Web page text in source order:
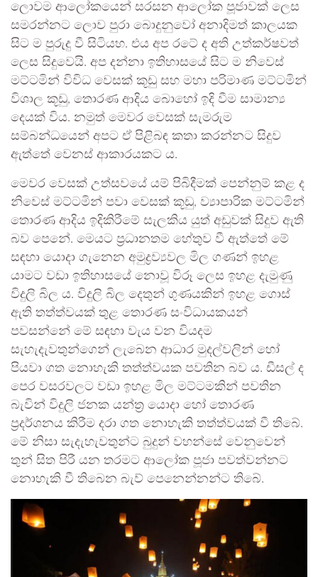
ලොවම ආලෝකයෙන් සරසන ආලෝක පූජාවක් ලෙස
සමරන්නට ලොව පුරා බොදුනුවෝ අනාදිමත් කාලයක
සිට ම පුරුදු වී සිටියහ. එය අප රටේ ද අති උත්කර්ෂවත්
ලෙස සිදුවෙයි. අප දන්නා ඉතිහාසයේ සිට ම නිවෙස්
මට්ටමින් විවිධ වෙසක් කූඩු සහ මහා පරිමාණ මට්ටමින්
විශාල කූඩු, තොරණ ආදිය බොහෝ ඉදි වීම සාමාන්‍ය
දෙයක් විය. නමුත් මෙවර වෙසක් සැමරුම
සම්බන්ධයෙන් අපට ඒ පිළිබඳ කතා කරන්නට සිදුව
ඇත්තේ වෙනස් ආකාරයකට ය.
මෙවර වෙසක් උත්සවයේ යම් පිබිදීමක් පෙන්නුම් කළ ද
නිවෙස් මට්ටමින් පවා වෙසක් කූඩු, ව්‍යාපාරික මට්ටමින්
තොරණ ආදිය ඉදිකිරීමේ සැලකිය යුත් අඩුවක් සිදුව ඇති
බව පෙනේ. මෙයට ප්‍රධානතම හේතුව වී ඇත්තේ මේ
සඳහා යොදා ගැනෙන අමුද්‍රව්‍යවල මිල ගණන් ඉහළ
යාමට වඩා ඉතිහාසයේ නොවූ විරූ ලෙස ඉහළ දැමුණු
විදුලි බිල ය. විදුලි බිල දෙතුන් ගුණයකින් ඉහළ ගොස්
ඇති තත්ත්වයක් තුළ තොරණ සංවිධායකයන්
පවසන්නේ මේ සඳහා වැය වන වියදම
සැහැදැවතුන්ගෙන් ලැබෙන ආධාර මුදල්වලින් හෝ
පියවා ගත නොහැකි තත්ත්වයක පවතින බව ය. ඩීසල් ද
පෙර වසරවලට වඩා ඉහළ මිල මට්ටමකින් පවතින
බැවින් විදුලි ජනක යන්ත්‍ර යොදා හෝ තොරණ
ප්‍රදර්ශනය කිරීම දරා ගත නොහැකි තත්ත්වයක් වී තිබේ.
මේ නිසා සැදැහැවතුන්ට බුදුන් වහන්සේ වෙනුවෙන්
තුන් සිත පිරී යන තරමට ආලෝක පූජා පවත්වන්නට
නොහැකි වී තිබෙන බැව් පෙනෙන්නන්ට තිබේ.